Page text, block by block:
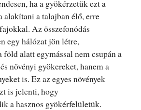
ha a gyökérzetük ezt a
alakítani a talajban élő, erre
Az összefonódás
egy hálózat jön létre,
föld alatt egymással nem csupán a
növényi gyökereket, hanem a
is. Ez az egyes növények
is jelenti, hogy
a hasznos gyökérfelületük.